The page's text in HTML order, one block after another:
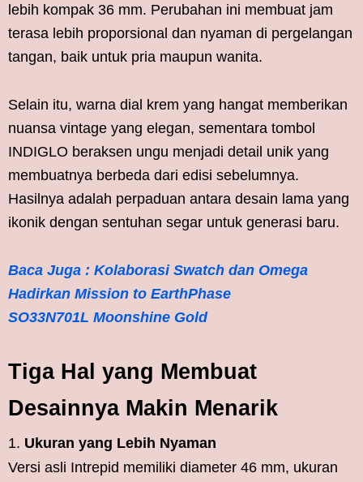
lebih kompak 36 mm. Perubahan ini membuat jam
terasa lebih proporsional dan nyaman di pergelangan
tangan, baik untuk pria maupun wanita.
Selain itu, warna dial krem yang hangat memberikan
nuansa vintage yang elegan, sementara tombol
INDIGLO beraksen ungu menjadi detail unik yang
membuatnya berbeda dari edisi sebelumnya.
Hasilnya adalah perpaduan antara desain lama yang
ikonik dengan sentuhan segar untuk generasi baru.
Baca Juga : Kolaborasi Swatch dan Omega
Hadirkan Mission to EarthPhase
SO33N701L Moonshine Gold
Tiga Hal yang Membuat
Desainnya Makin Menarik
Ukuran yang Lebih Nyaman
Versi asli Intrepid memiliki diameter 46 mm, ukuran